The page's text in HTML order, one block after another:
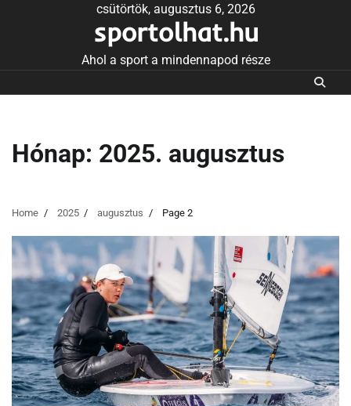
csütörtök, augusztus 6, 2026
sportolhat.hu
Ahol a sport a mindennapod része
Hónap: 2025. augusztus
Home 2025 augusztus Page 2